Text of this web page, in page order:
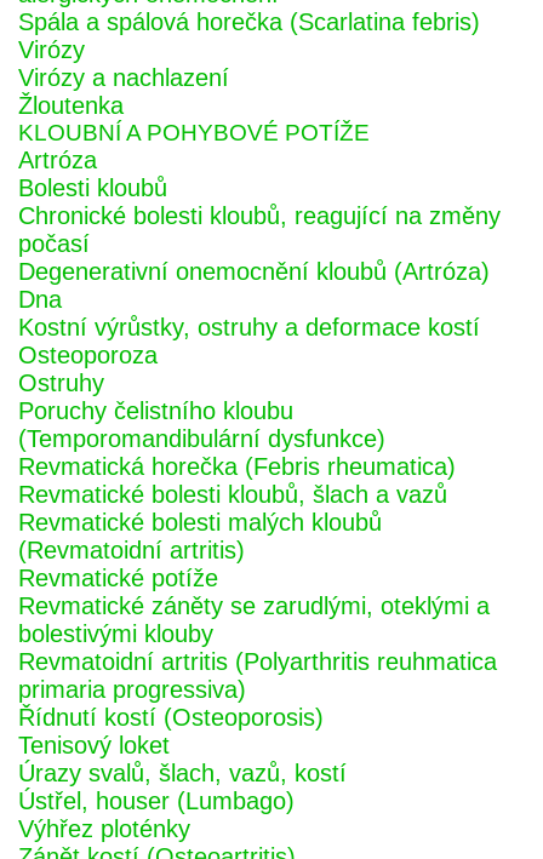
Spála a spálová horečka (Scarlatina febris)
Virózy
Virózy a nachlazení
Žloutenka
KLOUBNÍ A POHYBOVÉ POTÍŽE
Artróza
Bolesti kloubů
Chronické bolesti kloubů, reagující na změny
počasí
Degenerativní onemocnění kloubů (Artróza)
Dna
Kostní výrůstky, ostruhy a deformace kostí
Osteoporoza
Ostruhy
Poruchy čelistního kloubu
(Temporomandibulární dysfunkce)
Revmatická horečka (Febris rheumatica)
Revmatické bolesti kloubů, šlach a vazů
Revmatické bolesti malých kloubů
(Revmatoidní artritis)
Revmatické potíže
Revmatické záněty se zarudlými, oteklými a
bolestivými klouby
Revmatoidní artritis (Polyarthritis reuhmatica
primaria progressiva)
Řídnutí kostí (Osteoporosis)
Tenisový loket
Úrazy svalů, šlach, vazů, kostí
Ústřel, houser (Lumbago)
Výhřez ploténky